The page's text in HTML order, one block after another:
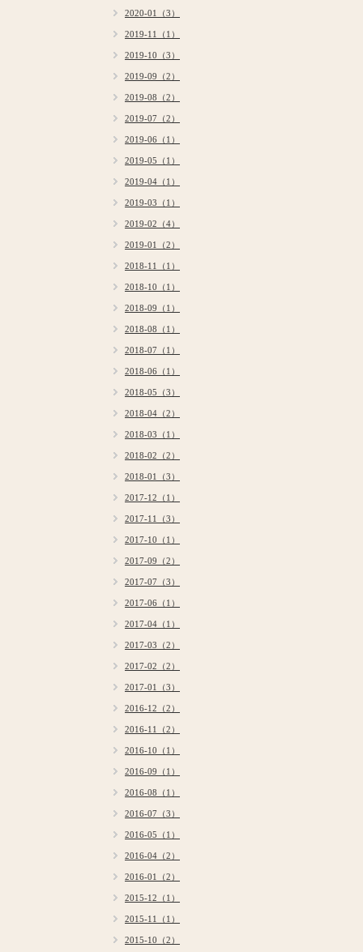
2020-01（3）
2019-11（1）
2019-10（3）
2019-09（2）
2019-08（2）
2019-07（2）
2019-06（1）
2019-05（1）
2019-04（1）
2019-03（1）
2019-02（4）
2019-01（2）
2018-11（1）
2018-10（1）
2018-09（1）
2018-08（1）
2018-07（1）
2018-06（1）
2018-05（3）
2018-04（2）
2018-03（1）
2018-02（2）
2018-01（3）
2017-12（1）
2017-11（3）
2017-10（1）
2017-09（2）
2017-07（3）
2017-06（1）
2017-04（1）
2017-03（2）
2017-02（2）
2017-01（3）
2016-12（2）
2016-11（2）
2016-10（1）
2016-09（1）
2016-08（1）
2016-07（3）
2016-05（1）
2016-04（2）
2016-01（2）
2015-12（1）
2015-11（1）
2015-10（2）